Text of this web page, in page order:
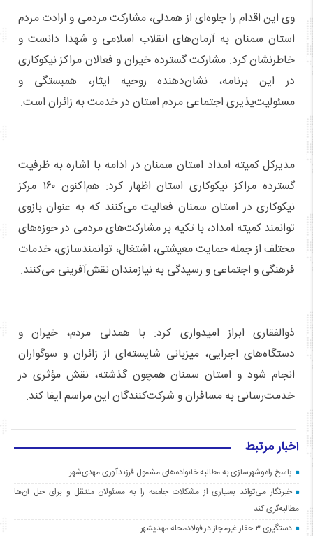
وی این اقدام را جلوه‌ای از همدلی، مشارکت مردمی و ارادت مردم
استان سمنان به آرمان‌های انقلاب اسلامی و شهدا دانست و
خاطرنشان کرد: مشارکت گسترده خیران و فعالان مراکز نیکوکاری
در این برنامه، نشان‌دهنده روحیه ایثار، همبستگی و
مسئولیت‌پذیری اجتماعی مردم استان در خدمت به زائران است.
مدیرکل کمیته امداد استان سمنان در ادامه با اشاره به ظرفیت
گسترده مراکز نیکوکاری استان اظهار کرد: هم‌اکنون ۱۶۰ مرکز
نیکوکاری در استان سمنان فعالیت می‌کنند که به عنوان بازوی
توانمند کمیته امداد، با تکیه بر مشارکت‌های مردمی در حوزه‌های
مختلف از جمله حمایت معیشتی، اشتغال، توانمندسازی، خدمات
فرهنگی و اجتماعی و رسیدگی به نیازمندان نقش‌آفرینی می‌کنند.
ذوالفقاری ابراز امیدواری کرد: با همدلی مردم، خیران و
دستگاه‌های اجرایی، میزبانی شایسته‌ای از زائران و سوگواران
انجام شود و استان سمنان همچون گذشته، نقش مؤثری در
خدمت‌رسانی به مسافران و شرکت‌کنندگان این مراسم ایفا کند.
اخبار مرتبط
پاسخ راه‌وشهرسازی به مطالبه خانواده‌های مشمول فرزندآوری مهدی‌شهر
خبرنگار می‌تواند بسیاری از مشکلات جامعه را به مسئولان منتقل و برای حل آن‌ها
مطالبه‌گری کند
دستگیری ۳ حفار غیرمجاز در فولادمحله مهدیشهر